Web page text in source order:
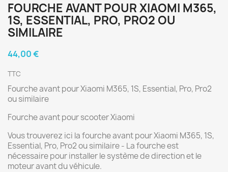
FOURCHE AVANT POUR XIAOMI M365,
1S, ESSENTIAL, PRO, PRO2 OU
SIMILAIRE
44,00 €
TTC
Fourche avant pour Xiaomi M365, 1S, Essential, Pro, Pro2
ou similaire
Fourche avant pour scooter Xiaomi
Vous trouverez ici la fourche avant pour Xiaomi M365, 1S,
Essential, Pro, Pro2 ou similaire - La fourche est
nécessaire pour installer le système de direction et le
moteur avant du véhicule.